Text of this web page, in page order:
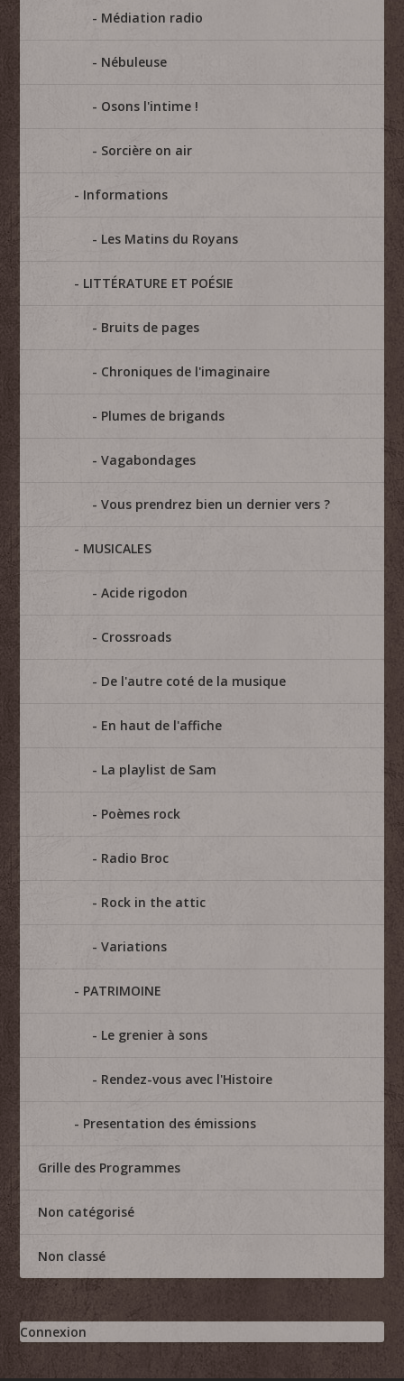
Médiation radio
Nébuleuse
Osons l'intime !
Sorcière on air
Informations
Les Matins du Royans
LITTÉRATURE ET POÉSIE
Bruits de pages
Chroniques de l'imaginaire
Plumes de brigands
Vagabondages
Vous prendrez bien un dernier vers ?
MUSICALES
Acide rigodon
Crossroads
De l'autre coté de la musique
En haut de l'affiche
La playlist de Sam
Poèmes rock
Radio Broc
Rock in the attic
Variations
PATRIMOINE
Le grenier à sons
Rendez-vous avec l'Histoire
Presentation des émissions
Grille des Programmes
Non catégorisé
Non classé
Connexion